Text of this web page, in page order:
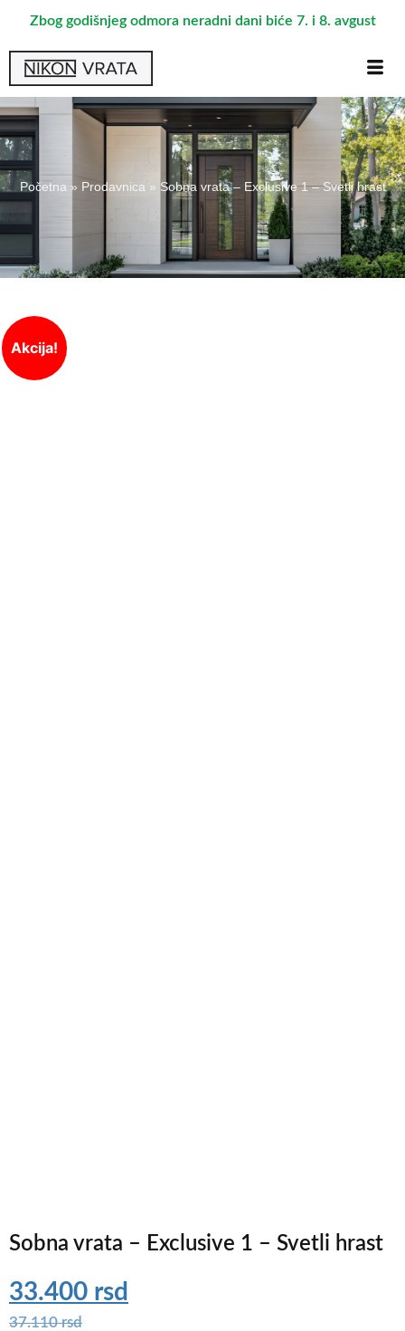
Zbog godišnjeg odmora neradni dani biće 7. i 8. avgust
Početna» Prodavnica» Sobna vrata – Exclusive 1 – Svetli hrast
Akcija!
Sobna vrata – Exclusive 1 – Svetli hrast
37.110rsd
33.400 rsd